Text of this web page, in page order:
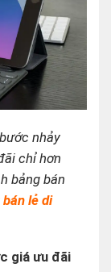
nhảy
chỉ hơn
bảng bán
lẻ di
giá ưu đãi